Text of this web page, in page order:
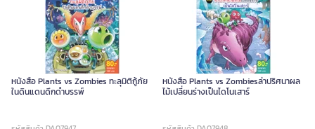
หนังสือ Plants vs Zombies ทะลุมิติกู้ภัย
ในดินแดนดึกดำบรรพ์
หนังสือ Plants vs Zombiesล่าปริศนาผล
ไม้เปลี่ยนร่างเป็นไดโนเสาร์